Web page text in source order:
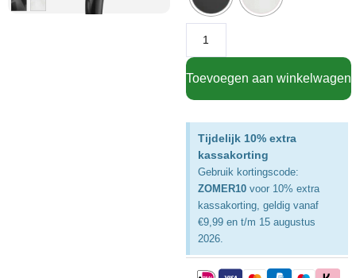
Toevoegen aan winkelwagen
Tijdelijk 10% extra
kassakorting
Gebruik kortingscode:
ZOMER10 voor 10% extra
kassakorting, geldig vanaf
€9,99 en t/m 15 augustus
2026.